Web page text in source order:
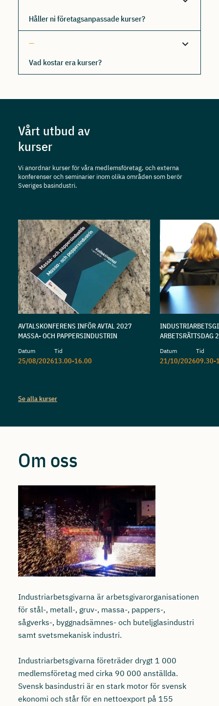
Håller ni företagsanpassade kurser?
Vad kostar era kurser?
Vårt utbud av
kurser
Vi anordnar kurser för våra medlemsföretag, och externa
konferenser och seminarier inom olika områden som berör
Sveriges basindustri.
AVTALSKONFERENS INFÖR AVTAL 2027
MASSA- OCH PAPPERSINDUSTRIN
Datum
25/08/2026
Tid
13.00-16.00
ARBETSRÄTTSDAG
Datum
21/10/2026
Tid
09.30-
Se alla kurser
Om oss
Industriarbetsgivarna är arbetsgivarorganisationen
för stål-, metall-, gruv-, massa-, pappers-,
sågverks-, byggnadsämnes- och buteljglasindustri
samt svetsmekanisk industri.
Industriarbetsgivarna företräder drygt 1 000
medlemsföretag med cirka 90 000 anställda.
Svensk basindustri är en stark motor för svensk
ekonomi och står för en nettoexport på 155